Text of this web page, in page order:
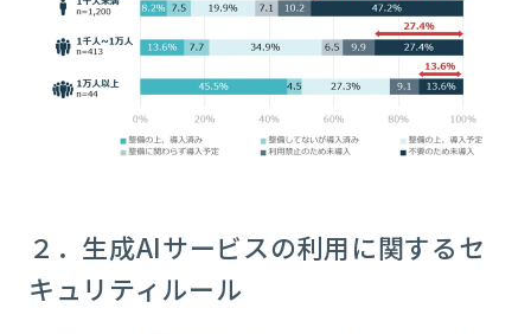
２．生成AIサービスの利用に関するセ
キュリティルール